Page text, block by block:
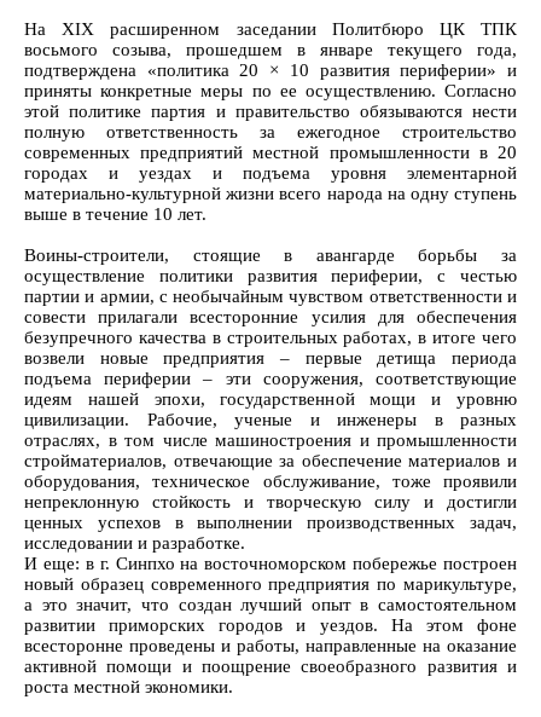
На XIX расширенном заседании Политбюро ЦК ТПК
восьмого созыва, прошедшем в январе текущего года,
подтверждена «политика 20 × 10 развития периферии» и
приняты конкретные меры по ее осуществлению. Согласно
этой политике партия и правительство обязываются нести
полную ответственность за ежегодное строительство
современных предприятий местной промышленности в 20
городах и уездах и подъема уровня элементарной
материально-культурной жизни всего народа на одну ступень
выше в течение 10 лет.
Воины-строители, стоящие в авангарде борьбы за
осуществление политики развития периферии, с честью
партии и армии, с необычайным чувством ответственности и
совести прилагали всесторонние усилия для обеспечения
безупречного качества в строительных работах, в итоге чего
возвели новые предприятия – первые детища периода
подъема периферии – эти сооружения, соответствующие
идеям нашей эпохи, государственной мощи и уровню
цивилизации. Рабочие, ученые и инженеры в разных
отраслях, в том числе машиностроения и промышленности
стройматериалов, отвечающие за обеспечение материалов и
оборудования, техническое обслуживание, тоже проявили
непреклонную стойкость и творческую силу и достигли
ценных успехов в выполнении производственных задач,
исследовании и разработке.
И еще: в г. Синпхо на восточноморском побережье построен
новый образец современного предприятия по марикультуре,
а это значит, что создан лучший опыт в самостоятельном
развитии приморских городов и уездов. На этом фоне
всесторонне проведены и работы, направленные на оказание
активной помощи и поощрение своеобразного развития и
роста местной экономики.